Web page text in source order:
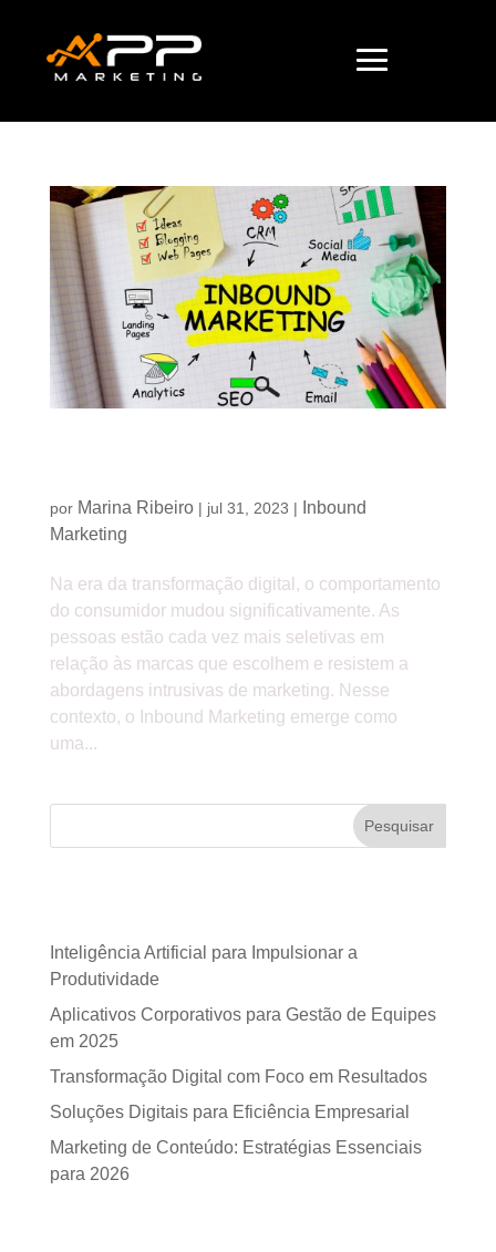
por Marina Ribeiro| jul 31, 2023 |
Inbound
Marketing
Na era da transformação digital, o comportamento
do consumidor mudou significativamente. As
pessoas estão cada vez mais seletivas em
relação às marcas que escolhem e resistem a
abordagens intrusivas de marketing. Nesse
contexto, o Inbound Marketing emerge como
uma...
Pesquisar
Inteligência Artificial para Impulsionar a
Produtividade
Aplicativos Corporativos para Gestão de Equipes
em 2025
Transformação Digital com Foco em Resultados
Soluções Digitais para Eficiência Empresarial
Marketing de Conteúdo: Estratégias Essenciais
para 2026